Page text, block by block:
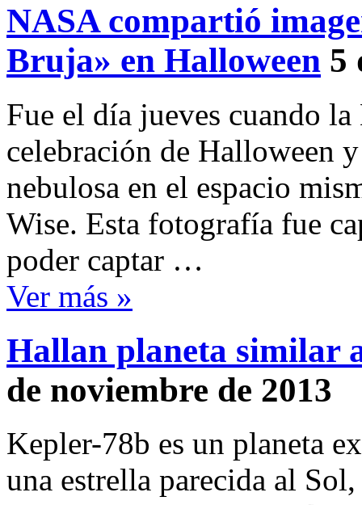
NASA compartió
Bruja» en Halloween 5
Fue el día jueves cuando
celebración de Halloween
nebulosa en el espacio
Wise. Esta fotografía fue
poder captar …
Ver más »
Hallan planeta similar
de noviembre de 2013
Kepler-78b es un planeta
una estrella parecida al